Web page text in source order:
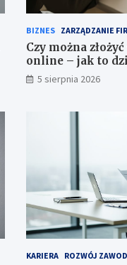
BIZNES ZARZĄDZANIE
Czy można
online – jak to
5 sierpnia 2026
KARIERA ROZWÓJ